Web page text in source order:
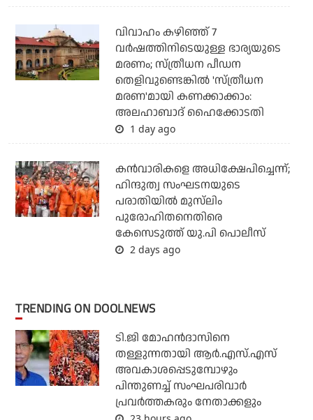
വിവാഹം കഴിഞ്ഞ് 7
വര്‍ഷത്തിനിടെയുള്ള ഭാര്യയുടെ
മരണം; സ്ത്രീധന പീഡന
തെളിവുണ്ടെങ്കില്‍ 'സ്ത്രീധന
മരണ'മായി കണക്കാക്കാം:
അലഹാബാദ് ഹൈക്കോടതി
1 day ago
കന്‍വാരികളെ അധിക്ഷേപിച്ചെന്ന്;
ഹിന്ദുത്വ സംഘടനയുടെ
പരാതിയില്‍ മുസ്‌ലിം
പുരോഹിതനെതിരെ
കേസെടുത്ത് യു.പി പൊലീസ്
2 days ago
TRENDING ON DOOLNEWS
ടി.ജി മോഹന്‍ദാസിനെ
തള്ളുന്നതായി ആര്‍.എസ്.എസ്
അവകാശപ്പെടുമ്പോഴും
പിന്തുണച്ച് സംഘപരിവാര്‍
പ്രവര്‍ത്തകരും നേതാക്കളും